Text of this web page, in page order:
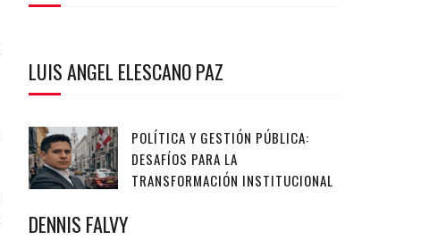
LUIS ANGEL ELESCANO PAZ
POLÍTICA Y GESTIÓN PÚBLICA:
DESAFÍOS PARA LA
TRANSFORMACIÓN INSTITUCIONAL
DENNIS FALVY